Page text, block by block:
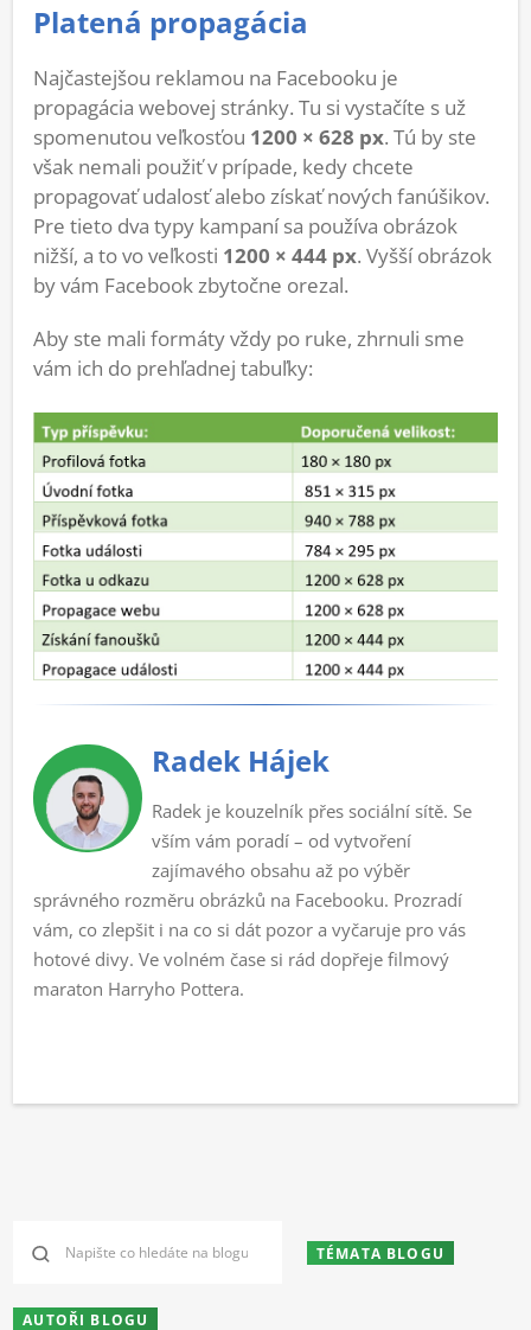
Platená propagácia
Najčastejšou reklamou na Facebooku je
propagácia webovej stránky. Tu si vystačíte s už
spomenutou veľkosťou 1200 × 628 px. Tú by ste
však nemali použiť v prípade, kedy chcete
propagovať udalosť alebo získať nových fanúšikov.
Pre tieto dva typy kampaní sa používa obrázok
nižší, a to vo veľkosti 1200 × 444 px. Vyšší obrázok
by vám Facebook zbytočne orezal.
Aby ste mali formáty vždy po ruke, zhrnuli sme
vám ich do prehľadnej tabuľky:
Radek Hájek
Radek je kouzelník přes sociální sítě. Se
vším vám poradí – od vytvoření
zajímavého obsahu až po výběr
správného rozměru obrázků na Facebooku. Prozradí
vám, co zlepšit i na co si dát pozor a vyčaruje pro vás
hotové divy. Ve volném čase si rád dopřeje filmový
maraton Harryho Pottera.
TÉMATA BLOGU
AUTOŘI BLOGU